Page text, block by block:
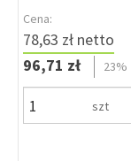
Cena:
78,63 zł netto
96,71 zł
23%
szt